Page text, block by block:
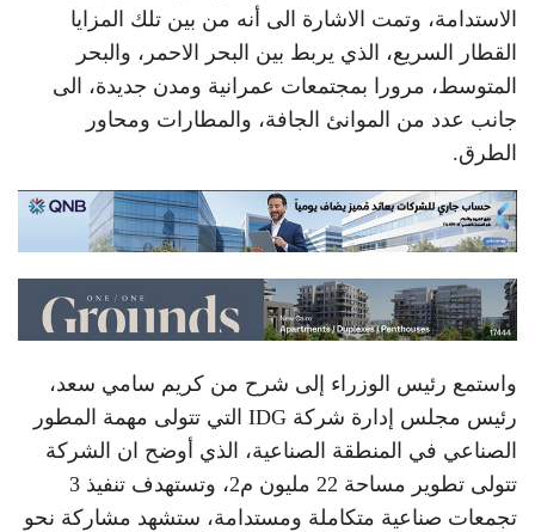
الاستدامة، وتمت الاشارة الى أنه من بين تلك المزايا
القطار السريع، الذي يربط بين البحر الاحمر، والبحر
المتوسط، مرورا بمجتمعات عمرانية ومدن جديدة، الى
جانب عدد من الموانئ الجافة، والمطارات ومحاور
الطرق.
واستمع رئيس الوزراء إلى شرح من كريم سامي سعد،
رئيس مجلس إدارة شركة IDG التي تتولى مهمة المطور
الصناعي في المنطقة الصناعية، الذي أوضح ان الشركة
تتولى تطوير مساحة 22 مليون م2، وتستهدف تنفيذ 3
تجمعات صناعية متكاملة ومستدامة، ستشهد مشاركة نحو